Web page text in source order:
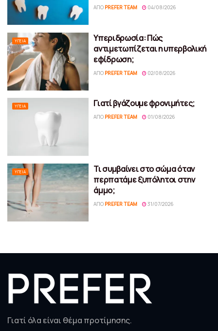
ΑΠΌ PREFER TEAM 04/08/2026
ΥΓΕΊΑ
Υπεριδρωσία: Πώς
αντιμετωπίζεται η υπερβολική
εφίδρωση;
ΑΠΌ PREFER TEAM 02/08/2026
ΥΓΕΊΑ Γιατί βγάζουμε φρονιμήτες;
ΑΠΌ PREFER TEAM 01/08/2026
ΥΓΕΊΑ
Τι συμβαίνει στο σώμα όταν
περπατάμε ξυπόλητοι στην
άμμο;
ΑΠΌ PREFER TEAM 31/07/2026
Γιατί όλα είναι θέμα προτίμησης.